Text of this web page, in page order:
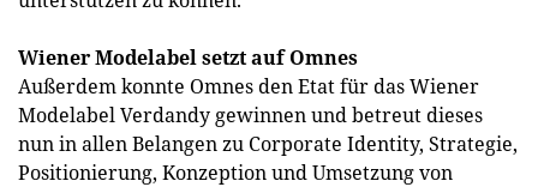
Wiener Modelabel setzt auf Omnes
Außerdem konnte Omnes den Etat für das Wiener
Modelabel Verdandy gewinnen und betreut dieses
nun in allen Belangen zu Corporate Identity, Strategie,
Positionierung, Konzeption und Umsetzung von